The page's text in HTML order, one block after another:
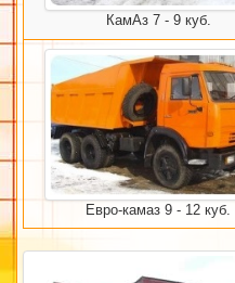
КамАз 7 - 9 куб.
Евро-камаз 9 - 12 куб.